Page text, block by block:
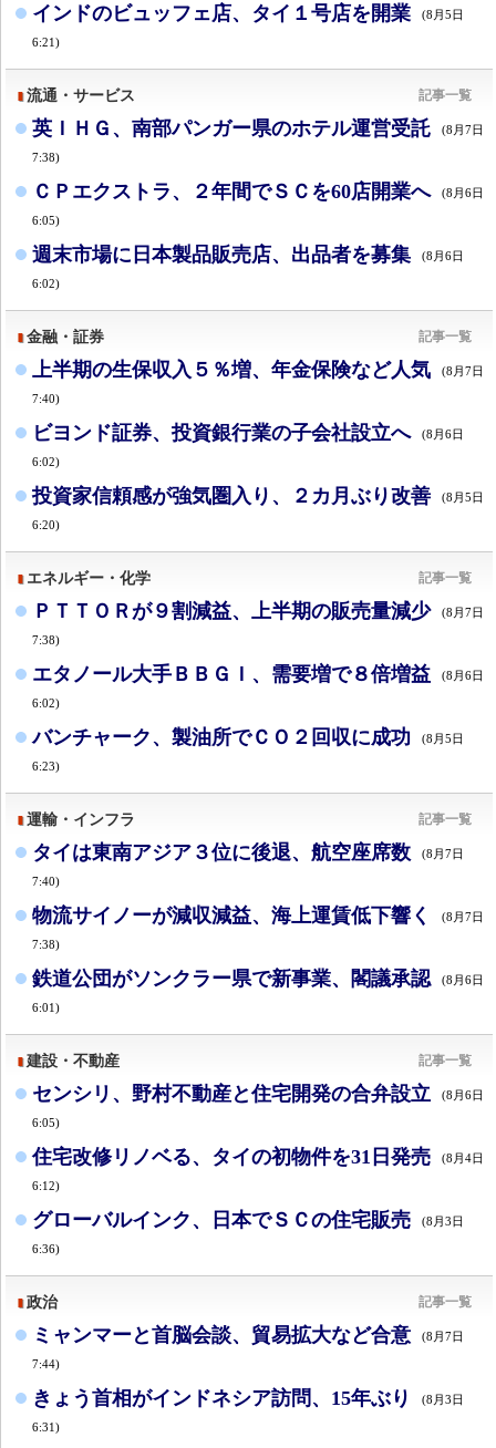
インドのビュッフェ店、タイ１号店を開業 (8月5日
6:21)
流通・サービス 記事一覧
英ＩＨＧ、南部パンガー県のホテル運営受託 (8月7日
7:38)
ＣＰエクストラ、２年間でＳＣを60店開業へ (8月6日
6:05)
週末市場に日本製品販売店、出品者を募集 (8月6日
6:02)
金融・証券 記事一覧
上半期の生保収入５％増、年金保険など人気 (8月7日
7:40)
ビヨンド証券、投資銀行業の子会社設立へ (8月6日
6:02)
投資家信頼感が強気圏入り、２カ月ぶり改善 (8月5日
6:20)
エネルギー・化学 記事一覧
ＰＴＴＯＲが９割減益、上半期の販売量減少 (8月7日
7:38)
エタノール大手ＢＢＧＩ、需要増で８倍増益 (8月6日
6:02)
バンチャーク、製油所でＣＯ２回収に成功 (8月5日
6:23)
運輸・インフラ 記事一覧
タイは東南アジア３位に後退、航空座席数 (8月7日
7:40)
物流サイノーが減収減益、海上運賃低下響く (8月7日
7:38)
鉄道公団がソンクラー県で新事業、閣議承認 (8月6日
6:01)
建設・不動産 記事一覧
センシリ、野村不動産と住宅開発の合弁設立 (8月6日
6:05)
住宅改修リノベる、タイの初物件を31日発売 (8月4日
6:12)
グローバルインク、日本でＳＣの住宅販売 (8月3日
6:36)
政治 記事一覧
ミャンマーと首脳会談、貿易拡大など合意 (8月7日
7:44)
きょう首相がインドネシア訪問、15年ぶり (8月3日
6:31)